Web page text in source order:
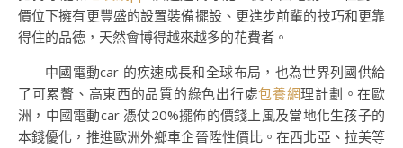
價位下擁有更豐盛的設置裝備擺設、更進步前輩的技巧和更靠
得住的品德，天然會博得越來越多的花費者。
中國電動car 的疾速成長和全球布局，也為世界列國供給
了可累贅、高東西的品質的綠色出行處包養網理計劃。在歐
洲，中國電動car 憑仗20%擺佈的價錢上風及當地化生孩子的
本錢優化，推進歐洲外鄉車企晉陞性價比。在西北亞、拉美等